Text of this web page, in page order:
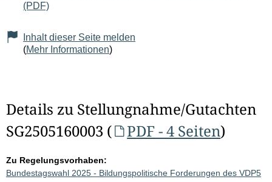
(PDF)
Inhalt dieser Seite melden
(Mehr Informationen)
Details zu Stellungnahme/Gutachten
SG2505160003 (
PDF - 4 Seiten)
Zu Regelungsvorhaben:
Bundestagswahl 2025 - Bildungspolitische Forderungen des VDP5